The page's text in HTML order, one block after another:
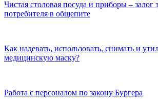
Чистая столовая посуда и приборы – залог
потребителя в общепите
Как надевать, использовать, снимать и
медицинскую маску?
Работа с персоналом по закону Бургера